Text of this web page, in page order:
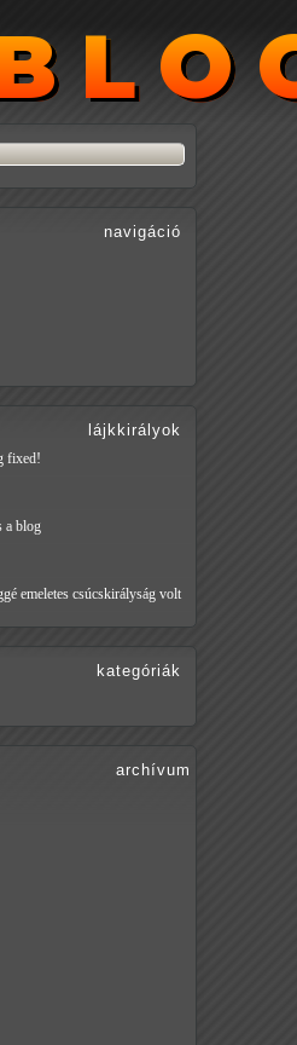
navigáció
lájkkirályok
fixed!
a blog
emeletes csúcskirályság volt
kategóriák
archívum